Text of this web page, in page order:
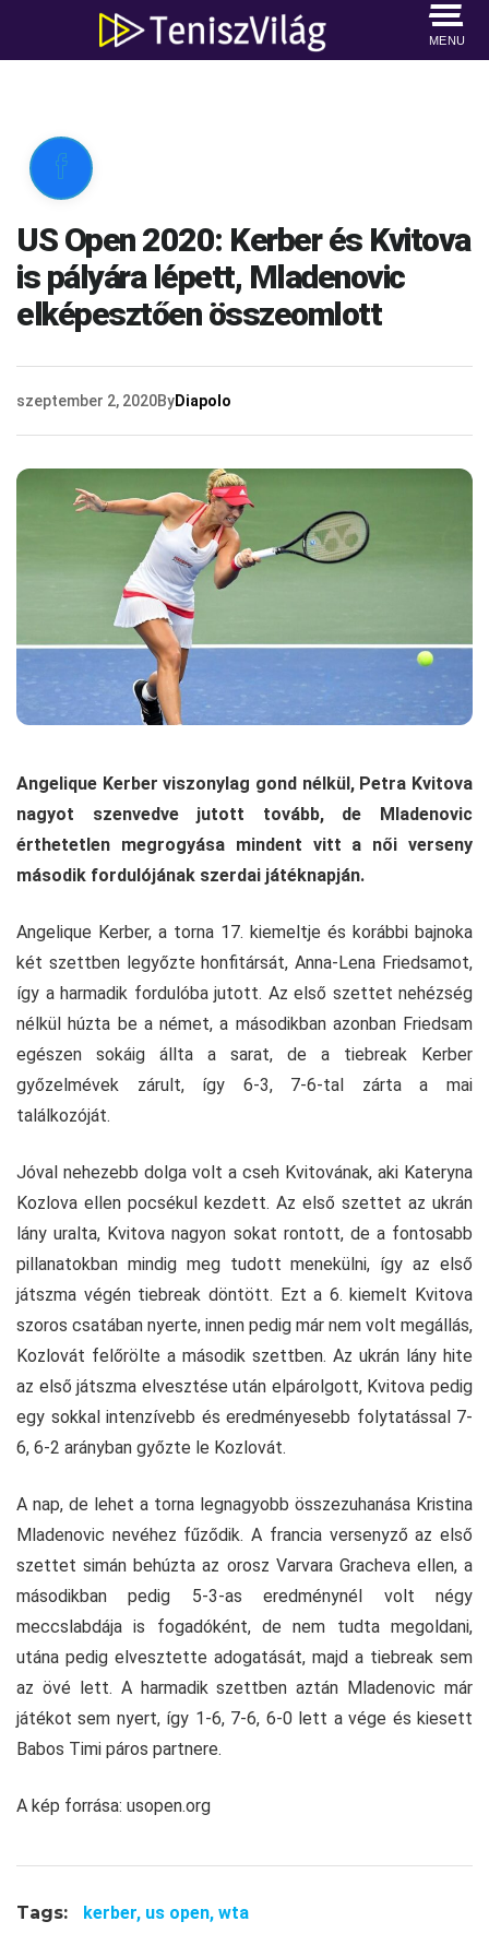
MENU

US Open 2020: Kerber és Kvitova
is pályára lépett, Mladenovic
elképesztően összeomlott
szeptember 2, 2020ByDiapolo
Angelique Kerber viszonylag gond nélkül, Petra Kvitova
nagyot szenvedve jutott tovább, de Mladenovic
érthetetlen megrogyása mindent vitt a női verseny
második fordulójának szerdai játéknapján.
Angelique Kerber, a torna 17. kiemeltje és korábbi bajnoka
két szettben legyőzte honfitársát, Anna-Lena Friedsamot,
így a harmadik fordulóba jutott. Az első szettet nehézség
nélkül húzta be a német, a másodikban azonban Friedsam
egészen sokáig állta a sarat, de a tiebreak Kerber
győzelmévek zárult, így 6-3, 7-6-tal zárta a mai
találkozóját.
Jóval nehezebb dolga volt a cseh Kvitovának, aki Kateryna
Kozlova ellen pocsékul kezdett. Az első szettet az ukrán
lány uralta, Kvitova nagyon sokat rontott, de a fontosabb
pillanatokban mindig meg tudott menekülni, így az első
játszma végén tiebreak döntött. Ezt a 6. kiemelt Kvitova
szoros csatában nyerte, innen pedig már nem volt megállás,
Kozlovát felőrölte a második szettben. Az ukrán lány hite
az első játszma elvesztése után elpárolgott, Kvitova pedig
egy sokkal intenzívebb és eredményesebb folytatással 7-
6, 6-2 arányban győzte le Kozlovát.
A nap, de lehet a torna legnagyobb összezuhanása Kristina
Mladenovic nevéhez fűződik. A francia versenyző az első
szettet simán behúzta az orosz Varvara Gracheva ellen, a
másodikban pedig 5-3-as eredménynél volt négy
meccslabdája is fogadóként, de nem tudta megoldani,
utána pedig elvesztette adogatását, majd a tiebreak sem
az övé lett. A harmadik szettben aztán Mladenovic már
játékot sem nyert, így 1-6, 7-6, 6-0 lett a vége és kiesett
Babos Timi páros partnere.
A kép forrása: usopen.org
Tags: kerber, us open, wta